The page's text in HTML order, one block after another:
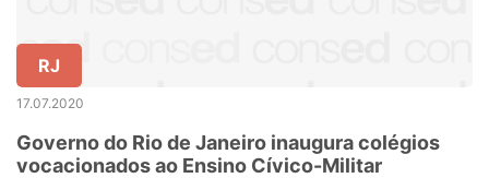
RJ
17.07.2020
Governo do Rio de Janeiro inaugura colégios
vocacionados ao Ensino Cívico-Militar